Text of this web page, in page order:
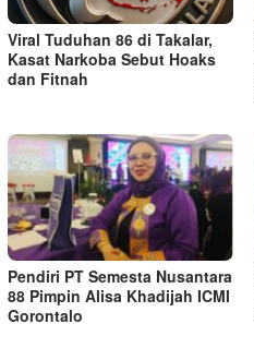
Viral Tuduhan 86 di Takalar,
Kasat Narkoba Sebut Hoaks
dan Fitnah
Pendiri PT Semesta Nusantara
88 Pimpin Alisa Khadijah ICMI
Gorontalo